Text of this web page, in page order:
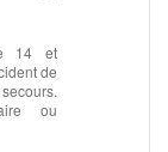
14 et
de
ou